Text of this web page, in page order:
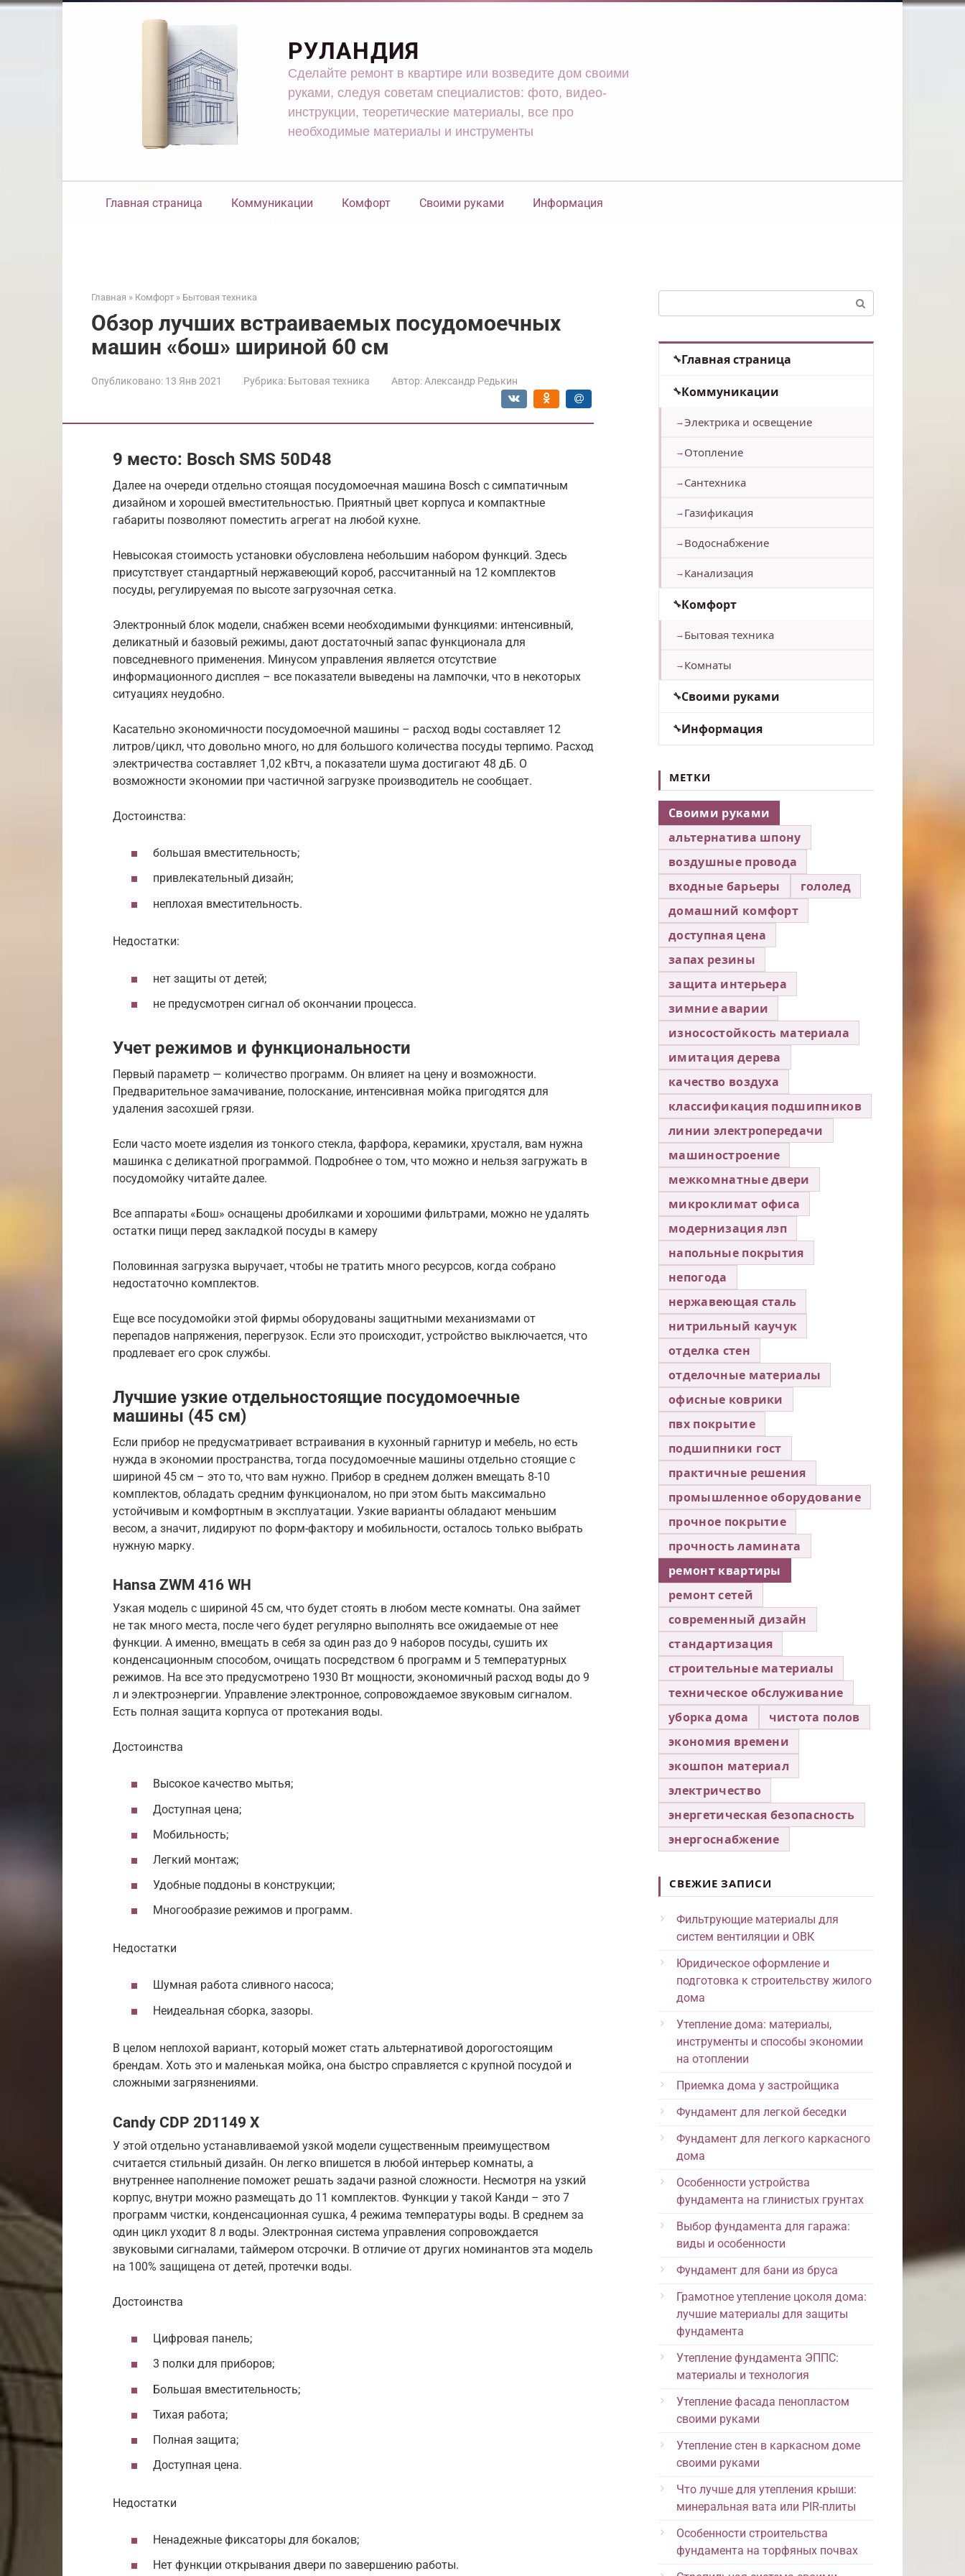
Перейти
РУЛАНДИЯ
Сделайте ремонт в квартире или возведите дом своими
руками, следуя советам специалистов: фото, видео-
инструкции, теоретические материалы, все про
необходимые материалы и инструменты
Главная страница Коммуникации Комфорт Своими руками Информация
Главная » Комфорт » Бытовая техника
Обзор лучших встраиваемых посудомоечных
машин «бош» шириной 60 см
Опубликовано: 13 Янв 2021 Рубрика: Бытовая техника Автор: Александр Редькин
9 место: Bosch SMS 50D48
Далее на очереди отдельно стоящая посудомоечная машина Bosch с симпатичным
дизайном и хорошей вместительностью. Приятный цвет корпуса и компактные
габариты позволяют поместить агрегат на любой кухне.
Невысокая стоимость установки обусловлена небольшим набором функций. Здесь
присутствует стандартный нержавеющий короб, рассчитанный на 12 комплектов
посуды, регулируемая по высоте загрузочная сетка.
Электронный блок модели, снабжен всеми необходимыми функциями: интенсивный,
деликатный и базовый режимы, дают достаточный запас функционала для
повседневного применения. Минусом управления является отсутствие
информационного дисплея – все показатели выведены на лампочки, что в некоторых
ситуациях неудобно.
Касательно экономичности посудомоечной машины – расход воды составляет 12
литров/цикл, что довольно много, но для большого количества посуды терпимо. Расход
электричества составляет 1,02 кВтч, а показатели шума достигают 48 дБ. О
возможности экономии при частичной загрузке производитель не сообщает.
Достоинства:
большая вместительность;
привлекательный дизайн;
неплохая вместительность.
Недостатки:
нет защиты от детей;
не предусмотрен сигнал об окончании процесса.
Учет режимов и функциональности
Первый параметр — количество программ. Он влияет на цену и возможности.
Предварительное замачивание, полоскание, интенсивная мойка пригодятся для
удаления засохшей грязи.
Если часто моете изделия из тонкого стекла, фарфора, керамики, хрусталя, вам нужна
машинка с деликатной программой. Подробнее о том, что можно и нельзя загружать в
посудомойку читайте далее.
Все аппараты «Бош» оснащены дробилками и хорошими фильтрами, можно не удалять
остатки пищи перед закладкой посуды в камеру
Половинная загрузка выручает, чтобы не тратить много ресурсов, когда собрано
недостаточно комплектов.
Еще все посудомойки этой фирмы оборудованы защитными механизмами от
перепадов напряжения, перегрузок. Если это происходит, устройство выключается, что
продлевает его срок службы.
Лучшие узкие отдельностоящие посудомоечные
машины (45 см)
Если прибор не предусматривает встраивания в кухонный гарнитур и мебель, но есть
нужда в экономии пространства, тогда посудомоечные машины отдельно стоящие с
шириной 45 см – это то, что вам нужно. Прибор в среднем должен вмещать 8-10
комплектов, обладать средним функционалом, но при этом быть максимально
устойчивым и комфортным в эксплуатации. Узкие варианты обладают меньшим
весом, а значит, лидируют по форм-фактору и мобильности, осталось только выбрать
нужную марку.
Hansa ZWM 416 WH
Узкая модель с шириной 45 см, что будет стоять в любом месте комнаты. Она займет
не так много места, после чего будет регулярно выполнять все ожидаемые от нее
функции. А именно, вмещать в себя за один раз до 9 наборов посуды, сушить их
конденсационным способом, очищать посредством 6 программ и 5 температурных
режимов. На все это предусмотрено 1930 Вт мощности, экономичный расход воды до 9
л и электроэнергии. Управление электронное, сопровождаемое звуковым сигналом.
Есть полная защита корпуса от протекания воды.
Достоинства
Высокое качество мытья;
Доступная цена;
Мобильность;
Легкий монтаж;
Удобные поддоны в конструкции;
Многообразие режимов и программ.
Недостатки
Шумная работа сливного насоса;
Неидеальная сборка, зазоры.
В целом неплохой вариант, который может стать альтернативой дорогостоящим
брендам. Хоть это и маленькая мойка, она быстро справляется с крупной посудой и
сложными загрязнениями.
Candy CDP 2D1149 X
У этой отдельно устанавливаемой узкой модели существенным преимуществом
считается стильный дизайн. Он легко впишется в любой интерьер комнаты, а
внутреннее наполнение поможет решать задачи разной сложности. Несмотря на узкий
корпус, внутри можно размещать до 11 комплектов. Функции у такой Канди – это 7
программ чистки, конденсационная сушка, 4 режима температуры воды. В среднем за
один цикл уходит 8 л воды. Электронная система управления сопровождается
звуковыми сигналами, таймером отсрочки. В отличие от других номинантов эта модель
на 100% защищена от детей, протечки воды.
Достоинства
Цифровая панель;
3 полки для приборов;
Большая вместительность;
Тихая работа;
Полная защита;
Доступная цена.
Недостатки
Ненадежные фиксаторы для бокалов;
Нет функции открывания двери по завершению работы.
Главная страница
Коммуникации
Электрика и освещение
Отопление
Сантехника
Газификация
Водоснабжение
Канализация
Комфорт
Бытовая техника
Комнаты
Своими руками
Информация
МЕТКИ
Своими руками
альтернатива шпону
воздушные провода
входные барьеры
гололед
домашний комфорт
доступная цена
запах резины
защита интерьера
зимние аварии
износостойкость материала
имитация дерева
качество воздуха
классификация подшипников
линии электропередачи
машиностроение
межкомнатные двери
микроклимат офиса
модернизация лэп
напольные покрытия
непогода
нержавеющая сталь
нитрильный каучук
отделка стен
отделочные материалы
офисные коврики
пвх покрытие
подшипники гост
практичные решения
промышленное оборудование
прочное покрытие
прочность ламината
ремонт квартиры
ремонт сетей
современный дизайн
стандартизация
строительные материалы
техническое обслуживание
уборка дома
чистота полов
экономия времени
экошпон материал
электричество
энергетическая безопасность
энергоснабжение
СВЕЖИЕ ЗАПИСИ
Фильтрующие материалы для
систем вентиляции и ОВК
Юридическое оформление и
подготовка к строительству жилого
дома
Утепление дома: материалы,
инструменты и способы экономии
на отоплении
Приемка дома у застройщика
Фундамент для легкой беседки
Фундамент для легкого каркасного
дома
Особенности устройства
фундамента на глинистых грунтах
Выбор фундамента для гаража:
виды и особенности
Фундамент для бани из бруса
Грамотное утепление цоколя дома:
лучшие материалы для защиты
фундамента
Утепление фундамента ЭППС:
материалы и технология
Утепление фасада пенопластом
своими руками
Утепление стен в каркасном доме
своими руками
Что лучше для утепления крыши:
минеральная вата или PIR-плиты
Особенности строительства
фундамента на торфяных почвах